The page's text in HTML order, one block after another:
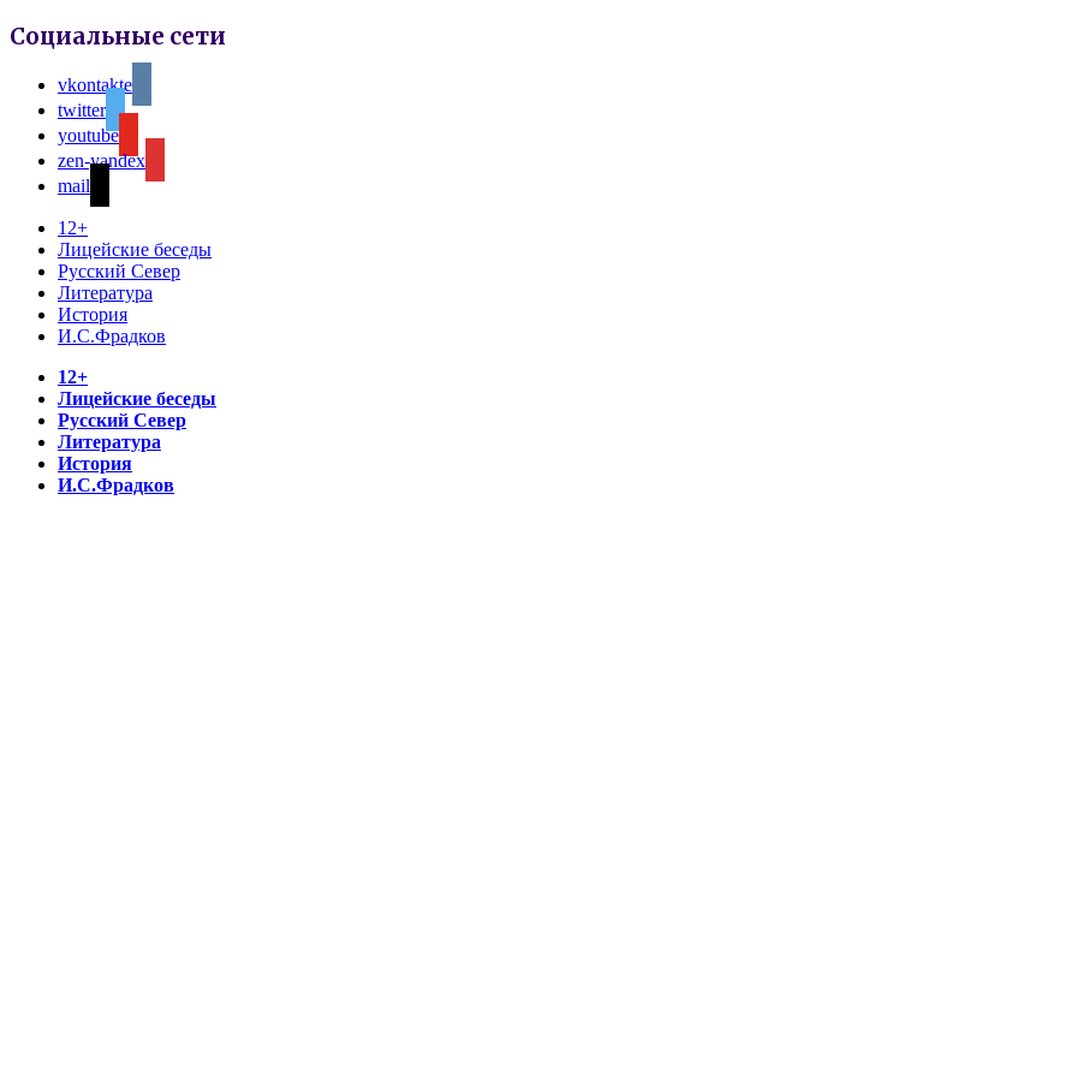
Социальные сети
vkontakte
twitter
youtube
zen-yandex
mail
12+
Лицейские беседы
Русский Север
Литература
История
И.С.Фрадков
12+
Лицейские беседы
Русский Север
Литература
История
И.С.Фрадков